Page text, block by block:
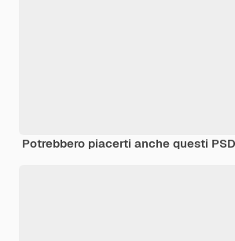
Potrebbero piacerti anche questi PSD